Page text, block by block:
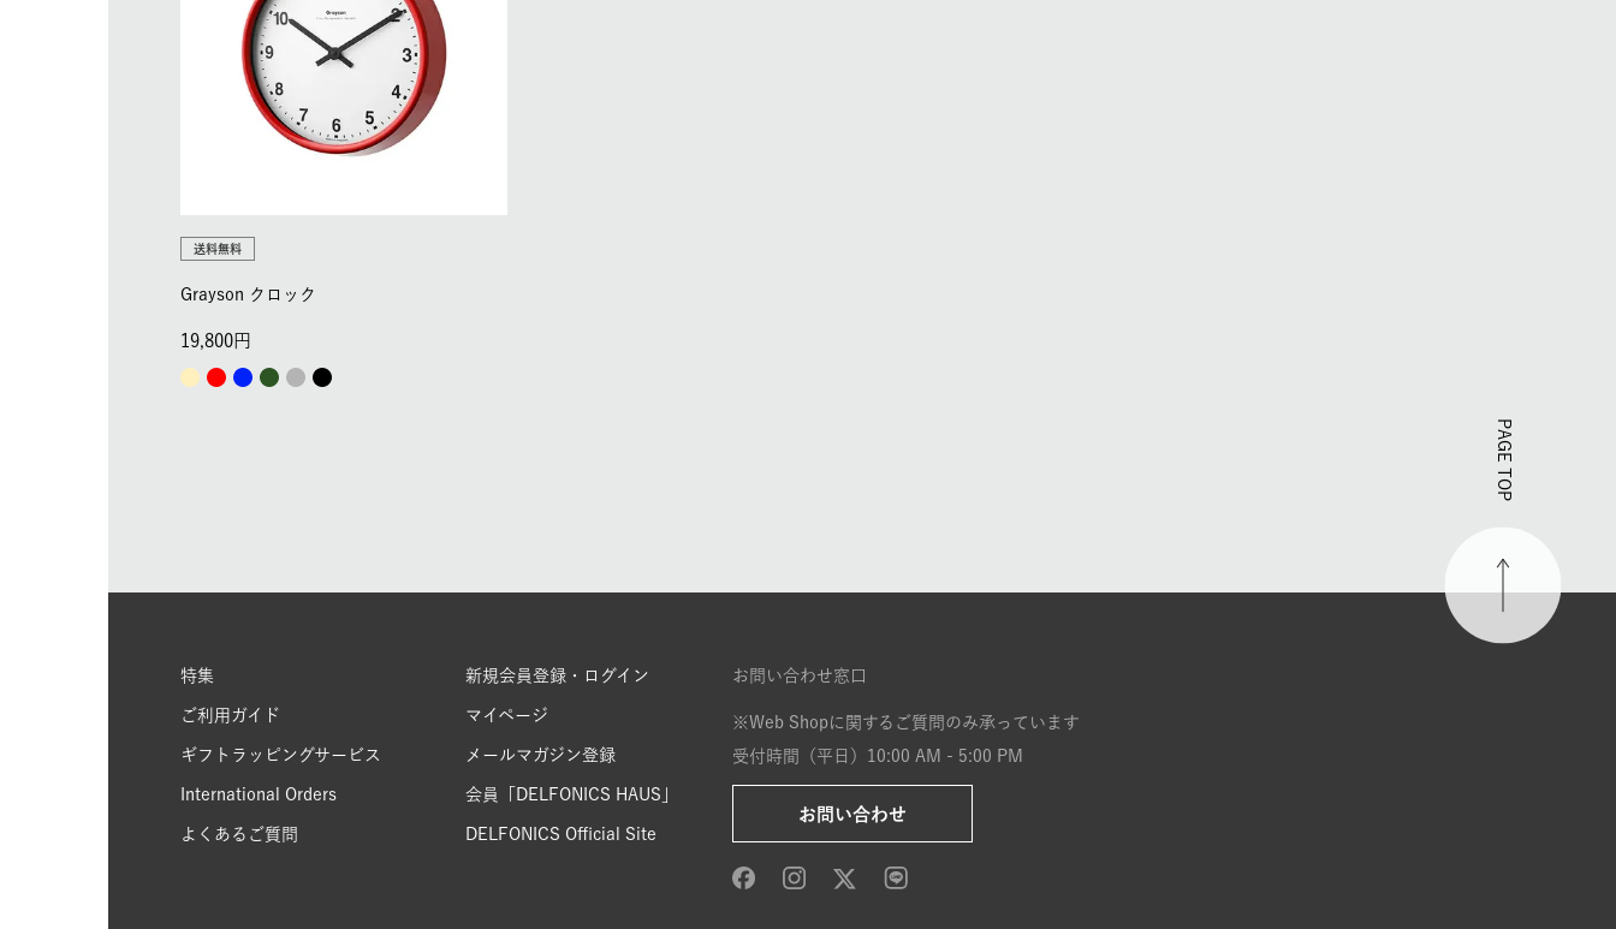
送料無料
Grayson クロック
19,800
PAGE TOP
特集
ご利用ガイド
ギフトラッピングサービス
International Orders
よくあるご質問
新規会員登録・ログイン
マイページ
メールマガジン登録
会員「DELFONICS HAUS」
DELFONICS Official Site
お問い合わせ窓口
※Web Shopに関するご質問のみ承っています
受付時間（平日）10:00 AM - 5:00 PM
お問い合わせ